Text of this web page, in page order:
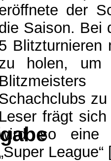
der
Saison. Bei
Blitzturnieren
holen, um
Leser frägt
so eine